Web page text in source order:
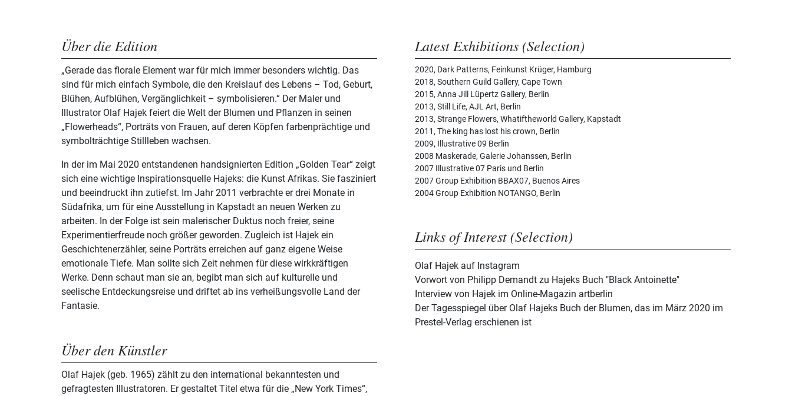
Über die Edition
„Gerade das florale Element war für mich immer besonders wichtig. Das
sind für mich einfach Symbole, die den Kreislauf des Lebens – Tod, Geburt,
Blühen, Aufblühen, Vergänglichkeit – symbolisieren.“ Der Maler und
Illustrator Olaf Hajek feiert die Welt der Blumen und Pflanzen in seinen
„Flowerheads“, Porträts von Frauen, auf deren Köpfen farbenprächtige und
symbolträchtige Stillleben wachsen.
In der im Mai 2020 entstandenen handsignierten Edition „Golden Tear“ zeigt
sich eine wichtige Inspirationsquelle Hajeks: die Kunst Afrikas. Sie fasziniert
und beeindruckt ihn zutiefst. Im Jahr 2011 verbrachte er drei Monate in
Südafrika, um für eine Ausstellung in Kapstadt an neuen Werken zu
arbeiten. In der Folge ist sein malerischer Duktus noch freier, seine
Experimentierfreude noch größer geworden. Zugleich ist Hajek ein
Geschichtenerzähler, seine Porträts erreichen auf ganz eigene Weise
emotionale Tiefe. Man sollte sich Zeit nehmen für diese wirkkräftigen
Werke. Denn schaut man sie an, begibt man sich auf kulturelle und
seelische Entdeckungsreise und driftet ab ins verheißungsvolle Land der
Fantasie.
Über den Künstler
Olaf Hajek (geb. 1965) zählt zu den international bekanntesten und
gefragtesten Illustratoren. Er gestaltet Titel etwa für die „New York Times“,
Latest Exhibitions (Selection)
2020, Dark Patterns, Feinkunst Krüger, Hamburg
2018, Southern Guild Gallery, Cape Town
2015, Anna Jill Lüpertz Gallery, Berlin
2013, Still Life, AJL Art, Berlin
2013, Strange Flowers, Whatiftheworld Gallery, Kapstadt
2011, The king has lost his crown, Berlin
2009, Illustrative 09 Berlin
2008 Maskerade, Galerie Johanssen, Berlin
2007 Illustrative 07 Paris und Berlin
2007 Group Exhibition BBAX07, Buenos Aires
2004 Group Exhibition NOTANGO, Berlin
Links of Interest (Selection)
Olaf Hajek auf Instagram
Vorwort von Philipp Demandt zu Hajeks Buch "Black Antoinette"
Interview von Hajek im Online-Magazin artberlin
Der Tagesspiegel über Olaf Hajeks Buch der Blumen, das im März 2020 im
Prestel-Verlag erschienen ist